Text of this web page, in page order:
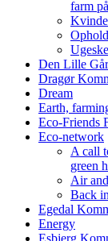
farm
Den Lille
Dragør
Dream
Earth,
Eco-Friends
Eco-network
A call
green
Air
Back
Egedal
Energy
Esbjerg